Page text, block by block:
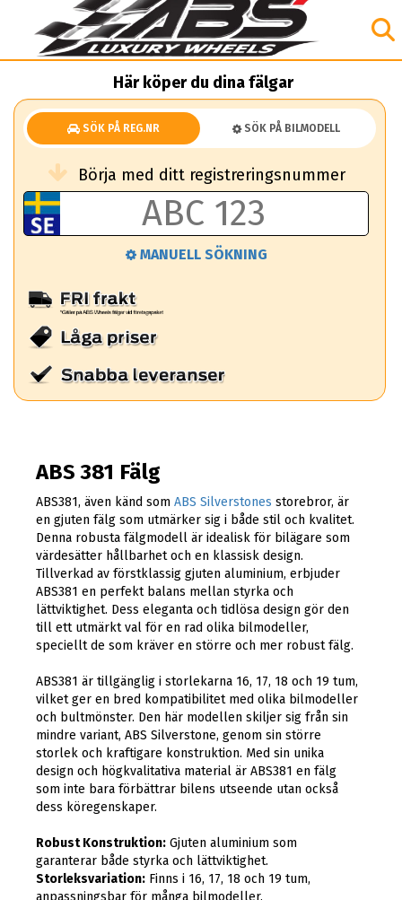
Här köper du dina fälgar
SÖK PÅ REG.NR SÖK PÅ BILMODELL
Börja med ditt registreringsnummer
MANUELL SÖKNING
ABS 381 Fälg
ABS381, även känd som ABS Silverstones storebror, är
en gjuten fälg som utmärker sig i både stil och kvalitet.
Denna robusta fälgmodell är idealisk för bilägare som
värdesätter hållbarhet och en klassisk design.
Tillverkad av förstklassig gjuten aluminium, erbjuder
ABS381 en perfekt balans mellan styrka och
lättviktighet. Dess eleganta och tidlösa design gör den
till ett utmärkt val för en rad olika bilmodeller,
speciellt de som kräver en större och mer robust fälg.
ABS381 är tillgänglig i storlekarna 16, 17, 18 och 19 tum,
vilket ger en bred kompatibilitet med olika bilmodeller
och bultmönster. Den här modellen skiljer sig från sin
mindre variant, ABS Silverstone, genom sin större
storlek och kraftigare konstruktion. Med sin unika
design och högkvalitativa material är ABS381 en fälg
som inte bara förbättrar bilens utseende utan också
dess köregenskaper.
Robust Konstruktion:Gjuten aluminium som
garanterar både styrka och lättviktighet.
Storleksvariation:Finns i 16, 17, 18 och 19 tum,